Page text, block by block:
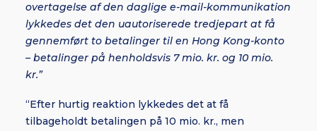
overtagelse af den daglige e-mail-kommunikation
lykkedes det den uautoriserede tredjepart at få
gennemført to betalinger til en Hong Kong-konto
– betalinger på henholdsvis 7 mio. kr. og 10 mio.
kr.”
“Efter hurtig reaktion lykkedes det at få
tilbageholdt betalingen på 10 mio. kr., men